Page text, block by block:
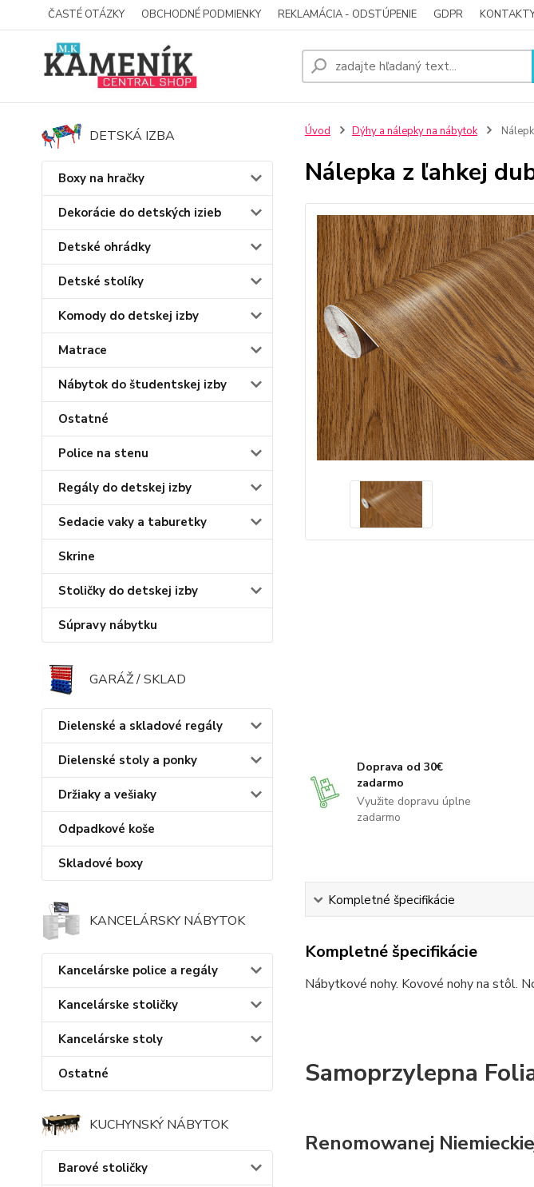
ČASTÉ OTÁZKY OBCHODNÉ PODMIENKY REKLAMÁCIA - ODSTÚPENIE GDPR
DETSKÁ IZBA
Boxy na hračky
Dekorácie do detských izieb
Detské ohrádky
Detské stolíky
Komody do detskej izby
Matrace
Nábytok do študentskej izby
Ostatné
Police na stenu
Regály do detskej izby
Sedacie vaky a taburetky
Skrine
Stoličky do detskej izby
Súpravy nábytku
GARÁŽ / SKLAD
Dielenské a skladové regály
Dielenské stoly a ponky
Držiaky a vešiaky
Odpadkové koše
Skladové boxy
KANCELÁRSKY NÁBYTOK
Kancelárske police a regály
Kancelárske stoličky
Kancelárske stoly
Ostatné
KUCHYNSKÝ NÁBYTOK
Barové stoličky
Úvod Dýhy a nálepky na nábytok
Nálepka z ľahkej
Doprava od 30€
zadarmo
Využite dopravu úplne
zadarmo
Kompletné špecifikácie
Kompletné špecifikácie
Nábytkové nohy. Kovové nohy na stôl.
Samoprzylepna
Renomowanej